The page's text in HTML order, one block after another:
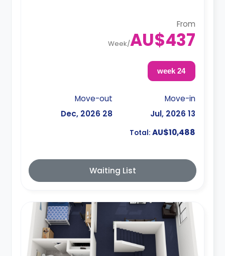
From
AU$437
/
Week
24 week
Move-in
13 Jul, 2026
Move-out
28 Dec, 2026
Total: AU$10,488
Waiting List